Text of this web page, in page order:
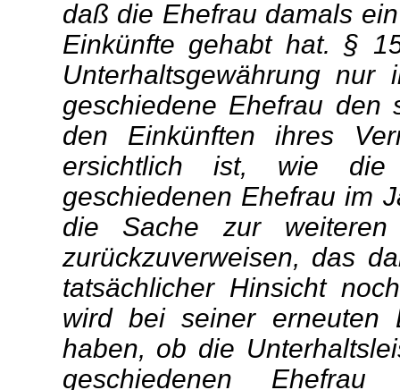
daß die Ehefrau damals
Einkünfte gehabt hat. §
Unterhaltsgewährung
geschiedene Ehefrau den
den Einkünften ihres
ersichtlich ist, wie die
geschiedenen Ehefrau im
die Sache zur weiteren
zurückzuverweisen, das
tatsächlicher Hinsicht
wird bei seiner erneuten
haben, ob die
geschiedenen